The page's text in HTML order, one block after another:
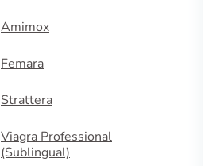
Amimox
Femara
Strattera
Viagra Professional
(Sublingual)